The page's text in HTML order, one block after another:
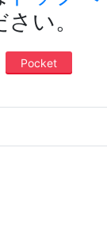
い。
Pocket